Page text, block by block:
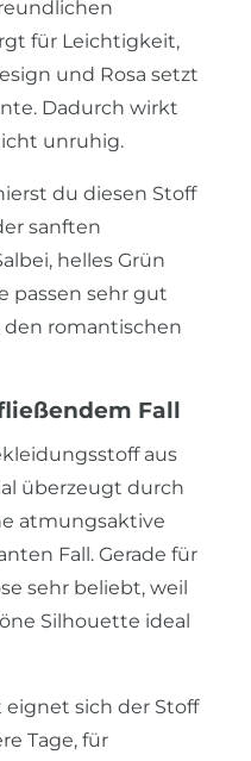
für Leichtigkeit,
und Rosa setzt
Dadurch wirkt
unruhig.
du diesen Stoff
sanften
helles Grün
passen sehr gut
romantischen
Fall
aus
überzeugt durch
atmungsaktive
Fall. Gerade für
sehr beliebt, weil
Silhouette ideal
sich der Stoff
Tage, für